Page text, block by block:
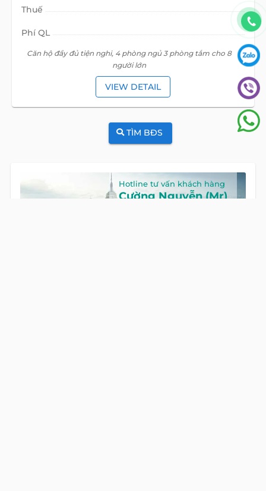
Thuế
Phí QL
Căn hộ đầy đủ tiện nghi, 4 phòng ngủ 3 phòng tắm cho 8
người lớn
VIEW DETAIL
TÌM BĐS
Hotline tư vấn khách hàng
Cường Nguyễn (Mr)